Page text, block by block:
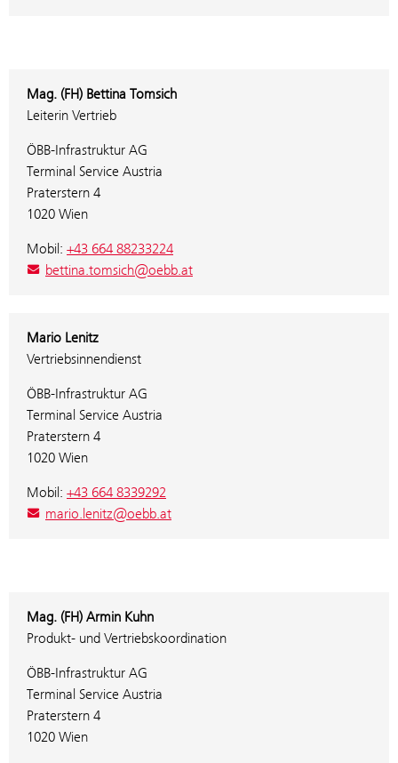
Mag. (FH) Bettina Tomsich
Leiterin Vertrieb
ÖBB-Infrastruktur AG
Terminal Service Austria
Praterstern 4
1020 Wien
Mobil: +43 664 88233224
bettina.tomsich@oebb.at
Mario Lenitz
Vertriebsinnendienst
ÖBB-Infrastruktur AG
Terminal Service Austria
Praterstern 4
1020 Wien
Mobil: +43 664 8339292
mario.lenitz@oebb.at
Mag. (FH) Armin Kuhn
Produkt- und Vertriebskoordination
ÖBB-Infrastruktur AG
Terminal Service Austria
Praterstern 4
1020 Wien